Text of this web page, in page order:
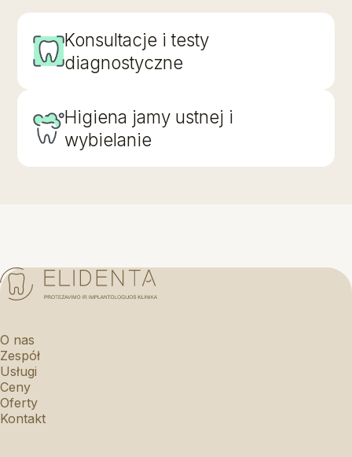
Konsultacje i testy
diagnostyczne
Higiena jamy ustnej i
wybielanie
O nas
Zespół
Usługi
Ceny
Oferty
Kontakt